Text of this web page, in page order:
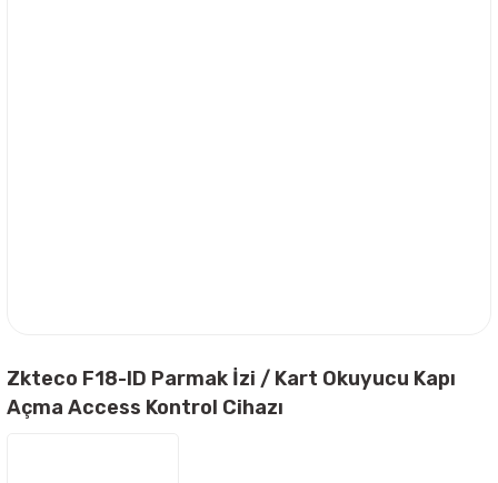
Zkteco F18-ID Parmak İzi / Kart Okuyucu Kapı
Açma Access Kontrol Cihazı